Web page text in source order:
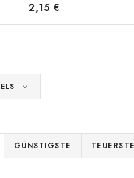
2,15 €
GÜNSTIGSTE TEUERSTE